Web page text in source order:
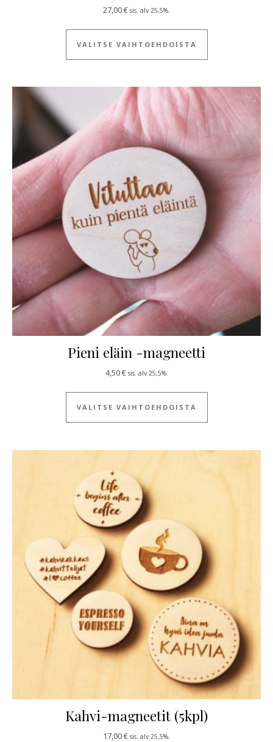
27,00€ sis. alv 25,5%.
VALITSE VAIHTOEHDOISTA
Tällä tuotteella
Pieni eläin -magneetti
4,50€ sis. alv 25,5%.
VALITSE VAIHTOEHDOISTA
Tällä tuotteella
Kahvi-magneetit (5kpl)
17,00€ sis. alv 25,5%.